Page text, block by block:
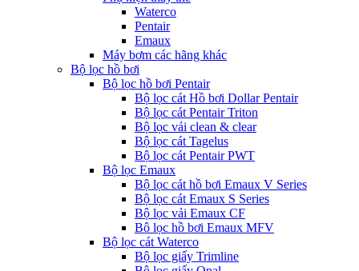
Waterco
Pentair
Emaux
Máy bơm các hãng khác
Bộ lọc hồ bơi
Bộ lọc hồ bơi Pentair
Bộ lọc cát Hồ bơi Dollar Pentair
Bộ lọc cát Pentair Triton
Bộ lọc vải clean & clear
Bộ lọc cát Tagelus
Bộ lọc cát Pentair PWT
Bộ lọc Emaux
Bộ lọc cát hồ bơi Emaux V Series
Bộ lọc cát Emaux S Series
Bộ lọc vải Emaux CF
Bô lọc hồ bơi Emaux MFV
Bộ lọc cát Waterco
Bộ lọc giấy Trimline